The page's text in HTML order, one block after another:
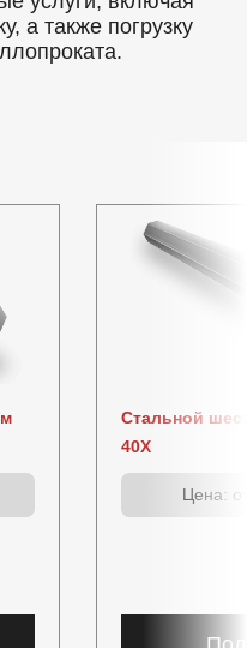
а также погрузку
Стальной
40Х
Цена: